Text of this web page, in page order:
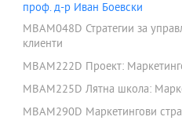
проф. д-р Иван Боевски
MBAM048D Стратегии за
клиенти
MBAM222D Проект:
MBAM225D Лятна школа:
MBAM290D Маркетингови